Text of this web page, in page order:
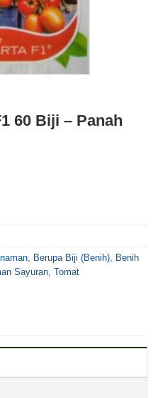
60 Biji – Panah
Berupa Biji (Benih) Benih
Sayuran Tomat